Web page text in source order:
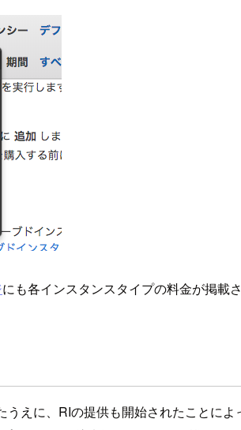
にも各インスタンスタイプの料金が掲載
えに、RIの提供も開始されたことに